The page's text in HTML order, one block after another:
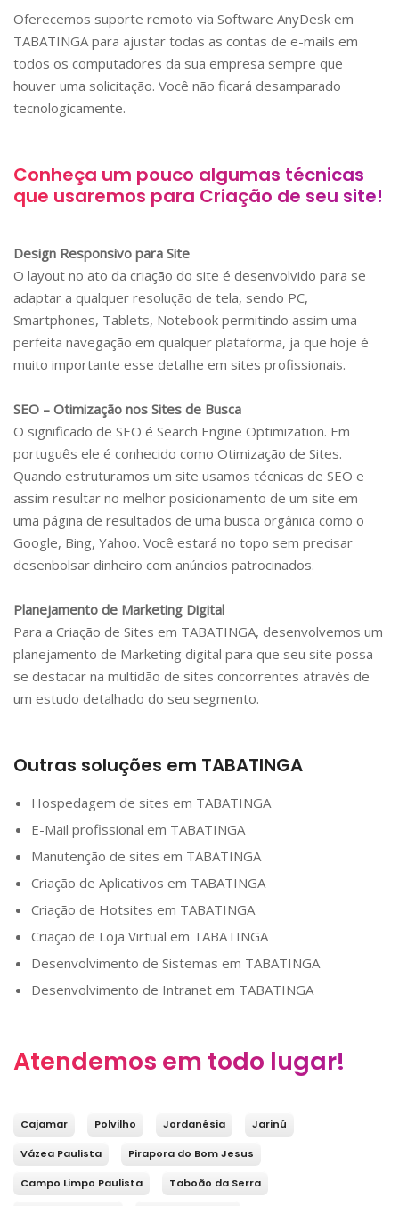
Oferecemos suporte remoto via Software AnyDesk em
TABATINGApara ajustar todas as contas de e-mails em
todos os computadores da sua empresa sempre que
houver uma solicitação. Você não ficará desamparado
tecnologicamente.
Conheça um pouco algumas técnicas
que usaremos para Criação de seu site!
Design Responsivo para Site
O layout no ato da criação do site é desenvolvido para se
adaptar a qualquer resolução de tela, sendo PC,
Smartphones, Tablets, Notebook permitindo assim uma
perfeita navegação em qualquer plataforma, ja que hoje é
muito importante esse detalhe em sites profissionais.
SEO – Otimização nos Sites de Busca
O significado de SEO é Search Engine Optimization. Em
português ele é conhecido como Otimização de Sites.
Quando estruturamos um site usamos técnicas de SEO e
assim resultar no melhor posicionamento de um site em
uma página de resultados de uma busca orgânica como o
Google, Bing, Yahoo. Você estará no topo sem precisar
desenbolsar dinheiro com anúncios patrocinados.
Planejamento de Marketing Digital
Para a Criação de Sites em TABATINGA, desenvolvemos um
planejamento de Marketing digital para que seu site possa
se destacar na multidão de sites concorrentes através de
um estudo detalhado do seu segmento.
Outras soluções em TABATINGA
Hospedagem de sites em TABATINGA
E-Mail profissional em TABATINGA
Manutenção de sites em TABATINGA
Criação de Aplicativos em TABATINGA
Criação de Hotsites em TABATINGA
Criação de Loja Virtual em TABATINGA
Desenvolvimento de Sistemas em TABATINGA
Desenvolvimento de Intranet em TABATINGA
Atendemos em todo lugar!
Cajamar Polvilho Jordanésia Jarinú
Vázea Paulista Pirapora do Bom Jesus
Campo Limpo Paulista Taboão da Serra